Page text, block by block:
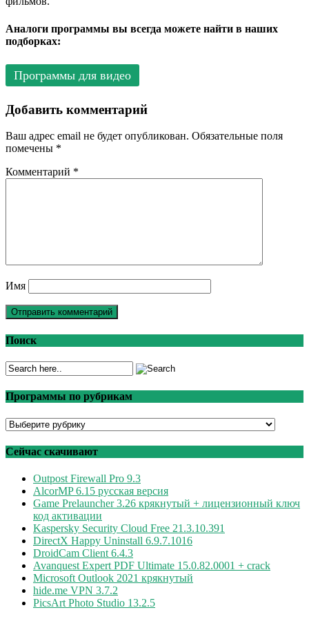
Аналоги программы вы всегда можете найти в наших
подборках:
Программы для видео
Добавить комментарий
Ваш адрес email не будет опубликован. Обязательные поля
помечены *
Комментарий *
Имя
Поиск
Программы по рубрикам
Программы
рубрикам
Сейчас скачивают
Outpost Firewall Pro 9.3
AlcorMP 6.15 русская версия
Game Prelauncher 3.26 крякнутый + лицензионный ключ
код активации
Kaspersky Security Cloud Free 21.3.10.391
DirectX Happy Uninstall 6.9.7.1016
DroidCam Client 6.4.3
Avanquest Expert PDF Ultimate 15.0.82.0001 + crack
Microsoft Outlook 2021 крякнутый
hide.me VPN 3.7.2
PicsArt Photo Studio 13.2.5